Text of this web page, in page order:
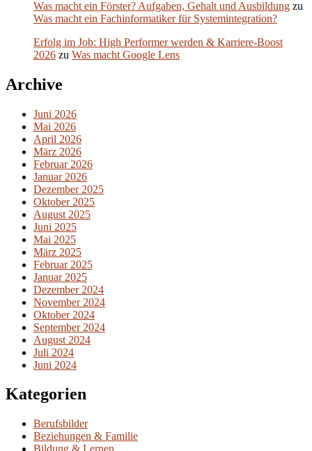
Was macht ein Förster? Aufgaben, Gehalt und Ausbildung zu
Was macht ein Fachinformatiker für Systemintegration?
Erfolg im Job: High Performer werden & Karriere-Boost
2026 zu Was macht Google Lens
Archive
Juni 2026
Mai 2026
April 2026
März 2026
Februar 2026
Januar 2026
Dezember 2025
Oktober 2025
August 2025
Juni 2025
Mai 2025
März 2025
Februar 2025
Januar 2025
Dezember 2024
November 2024
Oktober 2024
September 2024
August 2024
Juli 2024
Juni 2024
Kategorien
Berufsbilder
Beziehungen & Familie